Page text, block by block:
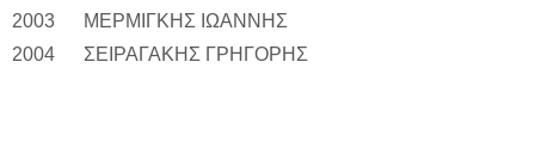
2003 ΜΕΡΜΙΓΚΗΣ ΙΩΑΝΝΗΣ
2004 ΣΕΙΡΑΓΑΚΗΣ ΓΡΗΓΟΡΗΣ